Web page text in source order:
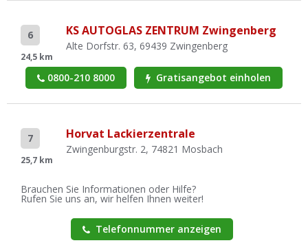
6
24,5 km
KS AUTOGLAS ZENTRUM Zwingenberg
Alte Dorfstr. 63, 69439 Zwingenberg
0800-210 8000 Gratisangebot einholen
7
25,7 km
Horvat Lackierzentrale
Zwingenburgstr. 2, 74821 Mosbach
Brauchen Sie Informationen oder Hilfe?
Rufen Sie uns an, wir helfen Ihnen weiter!
Telefonnummer anzeigen